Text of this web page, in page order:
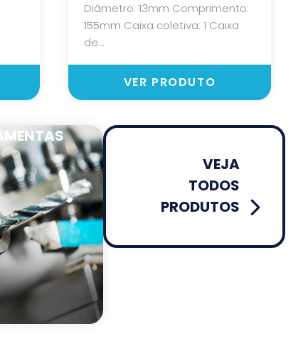
Diâmetro: 13mm Comprimento:
155mm Caixa coletiva: 1 Caixa
de...
VER PRODUTO
VEJA
TODOS
PRODUTOS